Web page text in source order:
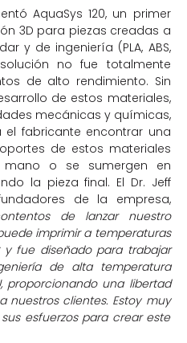
AquaSys 120, un primer
3D para piezas creadas a
y de ingeniería (PLA, ABS,
no fue totalmente
de alto rendimiento. Sin
de estos materiales,
mecánicas y químicas,
fabricante encontrar una
de estos materiales
o se sumergen en
la pieza final. El Dr. Jeff
de la empresa,
de lanzar nuestro
imprimir a temperaturas
y fue diseñado para trabajar
de alta temperatura
proporcionando una libertad
nuestros clientes. Estoy muy
esfuerzos para crear este